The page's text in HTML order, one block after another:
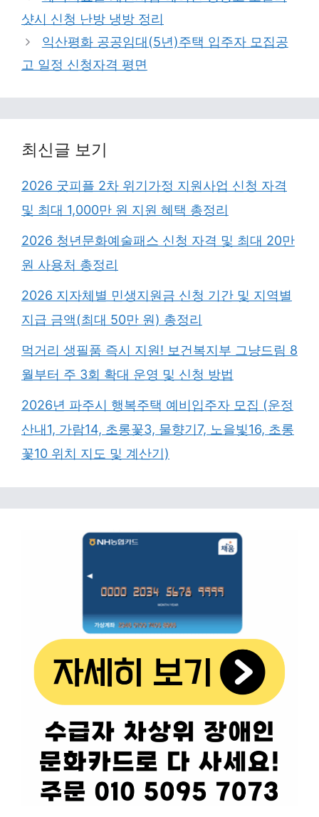
샷시 신청 난방 냉방 정리
익산평화 공공임대(5년)주택 입주자 모집공
고 일정 신청자격 평면
최신글 보기
2026 굿피플 2차 위기가정 지원사업 신청 자격
및 최대 1,000만 원 지원 혜택 총정리
2026 청년문화예술패스 신청 자격 및 최대 20만
원 사용처 총정리
2026 지자체별 민생지원금 신청 기간 및 지역별
지급 금액(최대 50만 원) 총정리
먹거리 생필품 즉시 지원! 보건복지부 그냥드림 8
월부터 주 3회 확대 운영 및 신청 방법
2026년 파주시 행복주택 예비입주자 모집 (운정
산내1, 가람14, 초롱꽃3, 물향기7, 노을빛16, 초롱
꽃10 위치 지도 및 계산기)